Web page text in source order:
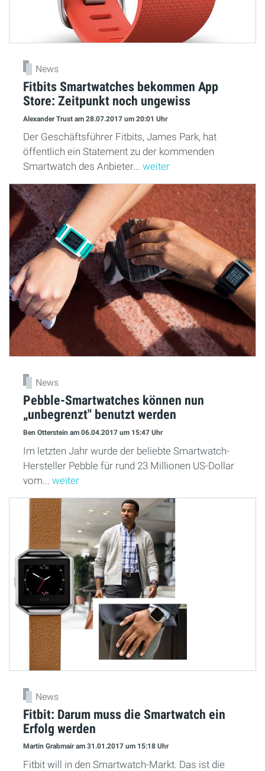
News
Fitbits Smartwatches bekommen App
Store: Zeitpunkt noch ungewiss
Alexander Trust am 28.07.2017 um 20:01 Uhr
Der Geschäftsführer Fitbits, James Park, hat
öffentlich ein Statement zu der kommenden
Smartwatch des Anbieter... weiter
News
Pebble-Smartwatches können nun
„unbegrenzt" benutzt werden
Ben Otterstein am 06.04.2017 um 15:47 Uhr
Im letzten Jahr wurde der beliebte Smartwatch-
Hersteller Pebble für rund 23 Millionen US-Dollar
vom... weiter
News
Fitbit: Darum muss die Smartwatch ein
Erfolg werden
Martin Grabmairam 31.01.2017 um 15:18 Uhr
Fitbit will in den Smartwatch-Markt. Das ist die